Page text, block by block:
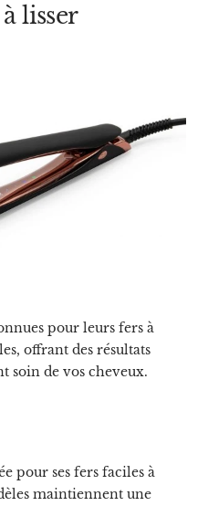
lisser
pour leurs fers à
offrant des résultats
soin de vos cheveux.
pour ses fers faciles à
maintiennent une